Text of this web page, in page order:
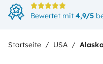
Bewertet mit 4,9/5
Startseite USA